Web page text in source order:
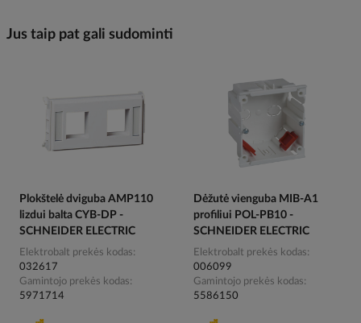
Jus taip pat gali sudominti
Plokštelė dviguba AMP110
lizdui balta CYB-DP -
SCHNEIDER ELECTRIC
Elektrobalt prekės kodas
032617
Gamintojo prekės kodas
5971714
Dėžutė vienguba MIB-A1
profiliui POL-PB10 -
SCHNEIDER ELECTRIC
Elektrobalt prekės kodas
006099
Gamintojo prekės kodas
5586150